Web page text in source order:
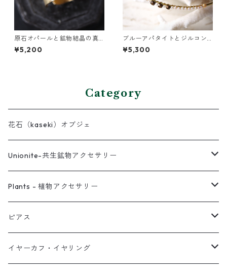
原石オパールと鉱物結晶の真
鍮幅広イヤーカフ
¥5,200
ブルーアパタイトとジルコン
の真鍮3連バングル
¥5,300
Category
花石（kaseki）オブジェ
Unionite-共生鉱物アクセサリー
ピアス
ネックレス
イヤーカフ
Plants - 植物アクセサリー
ピアス
ネックレス
ピアス
スタッド・一粒
イヤーカフ・イヤリング